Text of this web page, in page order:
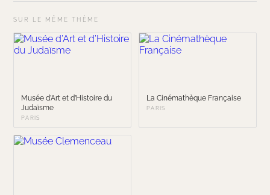
SUR LE MÊME THÈME
Musée d’Art et d’Histoire du
Judaïsme
PARIS
La Cinémathèque Française
PARIS